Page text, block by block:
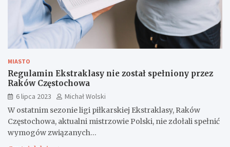
MIASTO
Regulamin Ekstraklasy nie został spełniony przez
Raków Częstochowa
6 lipca 2023
Michał Wolski
W ostatnim sezonie ligi piłkarskiej Ekstraklasy, Raków
Częstochowa, aktualni mistrzowie Polski, nie zdołali spełnić
wymogów związanych…